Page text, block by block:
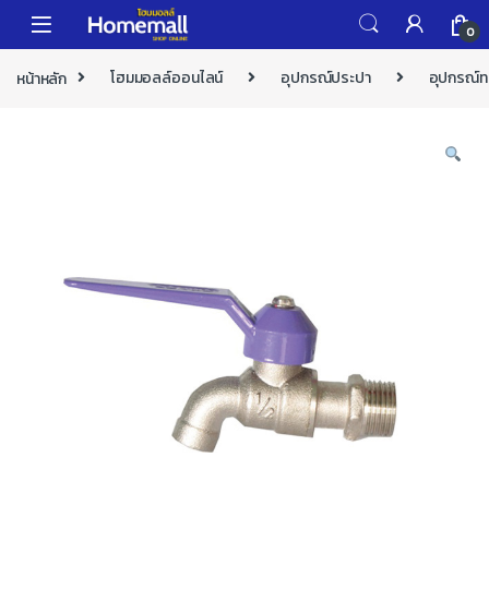
Skip to navigation
Skip to content
0
หน้าหลัก โฮมมอลล์ออนไลน์ อุปกรณ์ประปา อุปกรณ์ท